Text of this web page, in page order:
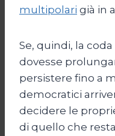
multipolari già in
Se, quindi, la
dovesse
persistere fino a
democratici
decidere le
di quello che